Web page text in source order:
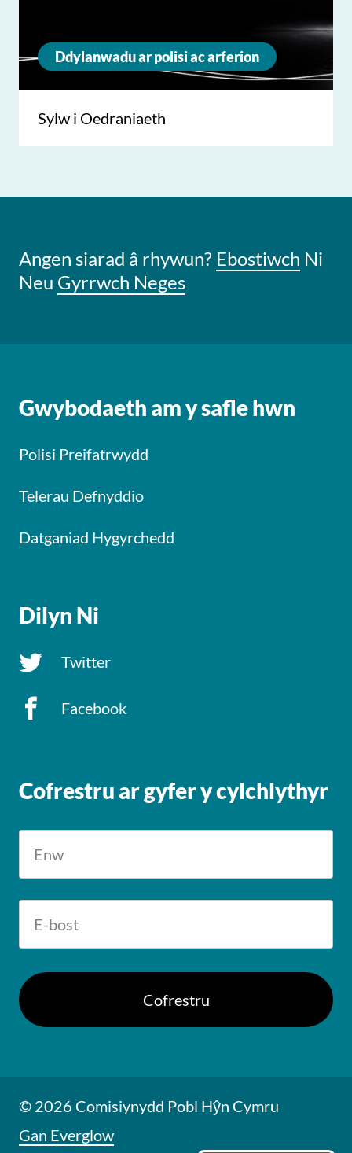
Ddylanwadu ar polisi ac arferion
Sylw i Oedraniaeth
Angen siarad â rhywun? Ebostiwch Ni
Neu Gyrrwch Neges
Gwybodaeth am y safle hwn
Polisi Preifatrwydd
Telerau Defnyddio
Datganiad Hygyrchedd
Dilyn Ni
Twitter
Facebook
Cofrestru ar gyfer y cylchlythyr
© 2026 Comisiynydd Pobl Hŷn Cymru
Gan Everglow